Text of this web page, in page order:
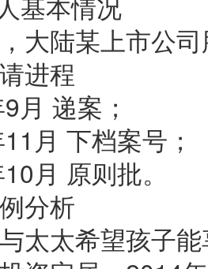
陆某上市公司
进程
递案；
月 下档案号；
原则批。
分析
太希望孩子能